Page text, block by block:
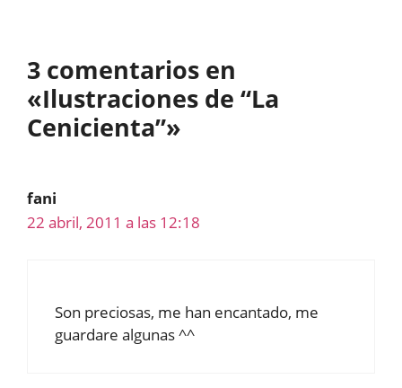
3 comentarios en
«Ilustraciones de “La
Cenicienta”»
fani
22 abril, 2011 a las 12:18
Son preciosas, me han encantado, me
guardare algunas ^^